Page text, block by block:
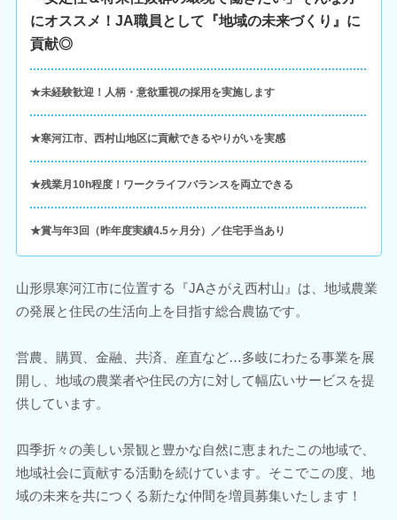
にオススメ！JA職員として『地域の未来づくり』に
貢献◎
★未経験歓迎！人柄・意欲重視の採用を実施します
★寒河江市、西村山地区に貢献できるやりがいを実感
★残業月10h程度！ワークライフバランスを両立できる
★賞与年3回（昨年度実績4.5ヶ月分）／住宅手当あり
山形県寒河江市に位置する『JAさがえ西村山』は、地域農業
の発展と住民の生活向上を目指す総合農協です。
営農、購買、金融、共済、産直など…多岐にわたる事業を展
開し、地域の農業者や住民の方に対して幅広いサービスを提
供しています。
四季折々の美しい景観と豊かな自然に恵まれたこの地域で、
地域社会に貢献する活動を続けています。そこでこの度、地
域の未来を共につくる新たな仲間を増員募集いたします！